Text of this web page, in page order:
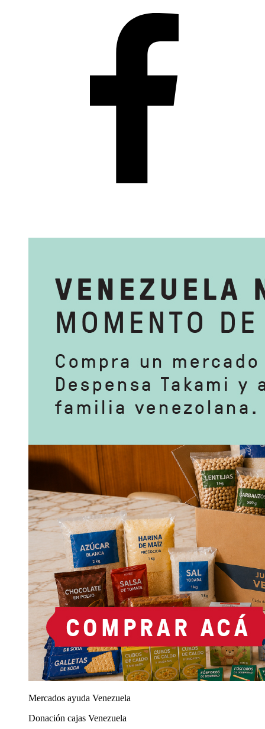
Mercados ayuda Venezuela
Donación cajas Venezuela